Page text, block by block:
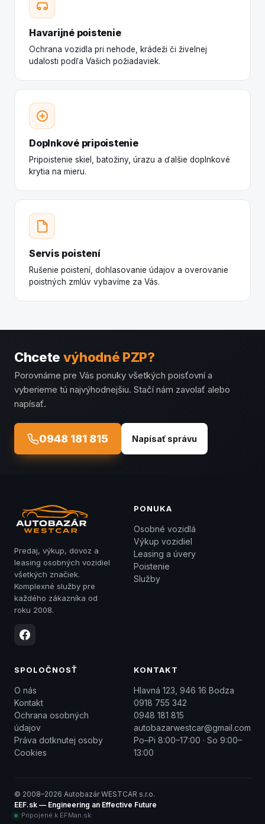
Havarijné poistenie
Ochrana vozidla pri nehode, krádeži či živelnej
udalosti podľa Vašich požiadaviek.
Doplnkové pripoistenie
Pripoistenie skiel, batožiny, úrazu a ďalšie doplnkové
krytia na mieru.
Servis poistení
Rušenie poistení, dohlasovanie údajov a overovanie
poistných zmlúv vybavíme za Vás.
Chcete výhodné PZP?
Porovnáme pre Vás ponuky všetkých poisťovní a
vyberieme tú najvýhodnejšiu. Stačí nám zavolať alebo
napísať.
0948 181 815 Napísať správu
Predaj, výkup, dovoz a
leasing osobných vozidiel
všetkých značiek.
Komplexné služby pre
každého zákazníka od
roku 2008.
PONUKA
Osobné vozidlá
Výkup vozidiel
Leasing a úvery
Poistenie
Služby
SPOLOČNOSŤ
O nás
Kontakt
Ochrana osobných
údajov
Práva dotknutej osoby
Cookies
KONTAKT
Hlavná 123, 946 16 Bodza
0918 755 342
0948 181 815
autobazarwestcar@gmail.com
Po–Pi 8:00–17:00 · So 9:00–
13:00
© 2008–2026 Autobazár WESTCAR s.r.o.
EEF.sk — Engineering an Effective Future
Pripojené k EFMan.sk